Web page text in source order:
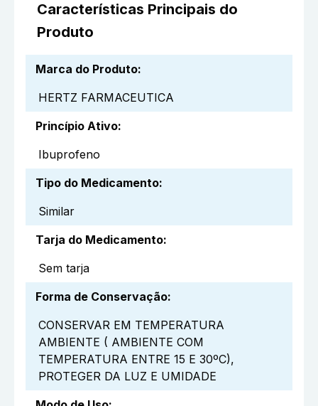
Características Principais do
Produto
Marca do Produto:
HERTZ FARMACEUTICA
Princípio Ativo:
Ibuprofeno
Tipo do Medicamento:
Similar
Tarja do Medicamento:
Sem tarja
Forma de Conservação:
CONSERVAR EM TEMPERATURA
AMBIENTE ( AMBIENTE COM
TEMPERATURA ENTRE 15 E 30ºC),
PROTEGER DA LUZ E UMIDADE